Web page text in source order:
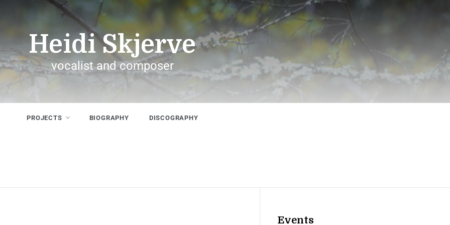
Heidi Skjerve
vocalist and composer
PROJECTS BIOGRAPHY DISCOGRAPHY
Events